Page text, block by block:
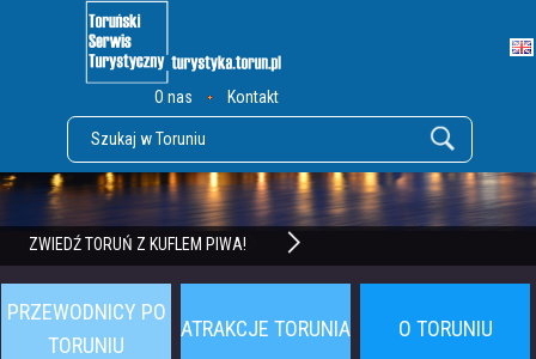
O nas Kontakt
ZWIEDŹ TORUŃ Z KUFLEM PIWA!
POZNAJ TWIERDZĘ TORUŃ
PRZEWODNICY PO
TORUNIU
ATRAKCJE TORUNIA O TORUNIU